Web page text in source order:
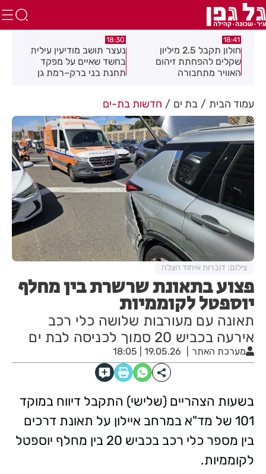
18:41
חולון תקבל 2.5 מיליון
שקלים להפחתת זיהום
האוויר מתחבורה
18:30
נעצר תושב מודיעין עילית
בחשד שאיים על מפקד
תחנת בני ברק–רמת גן
עמוד הבית בת ים חדשות בת-ים
פצוע בתאונת שרשרת בין מחלף
יוספטל לקוממיות
תאונה עם מעורבות שלושה כלי רכב
אירעה בכביש 20 סמוך לכניסה לבת ים
מערכת האתר 19.05.26 | 18:05
צילום: דוברות איחוד הצלה
בשעות הצהריים (שלישי) התקבל דיווח במוקד
101 של מד"א במרחב איילון על תאונת דרכים
בין מספר כלי רכב בכביש 20 בין מחלף יוספטל
לקוממיות.